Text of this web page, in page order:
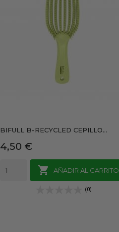
BIFULL B-RECYCLED CEPILLO...
Precio
4,50 €

AÑADIR AL CARRITO
(0)